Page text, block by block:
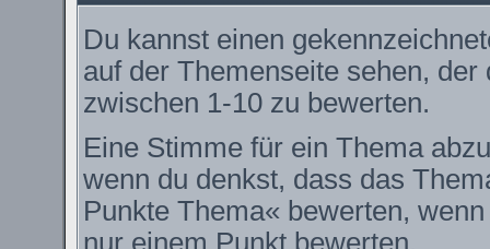
Du kannst einen
auf der Themenseite sehen,
zwischen 1-10 zu bewerten.
Eine Stimme für ein Thema
wenn du denkst, dass das
Punkte Thema« bewerten,
nur einem Punkt bewerten.